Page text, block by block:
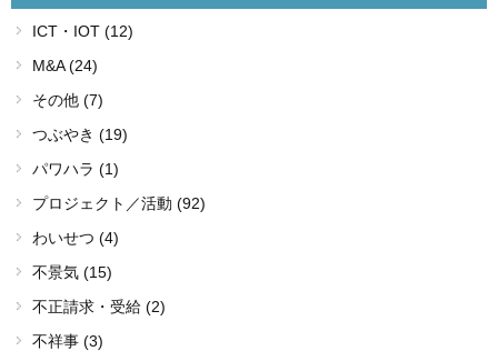
ICT・IOT (12)
M&A (24)
その他 (7)
つぶやき (19)
パワハラ (1)
プロジェクト／活動 (92)
わいせつ (4)
不景気 (15)
不正請求・受給 (2)
不祥事 (3)